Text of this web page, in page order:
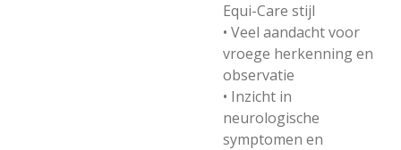
Equi-Care stijl
• Veel aandacht voor
vroege herkenning en
observatie
• Inzicht in
neurologische
symptomen en